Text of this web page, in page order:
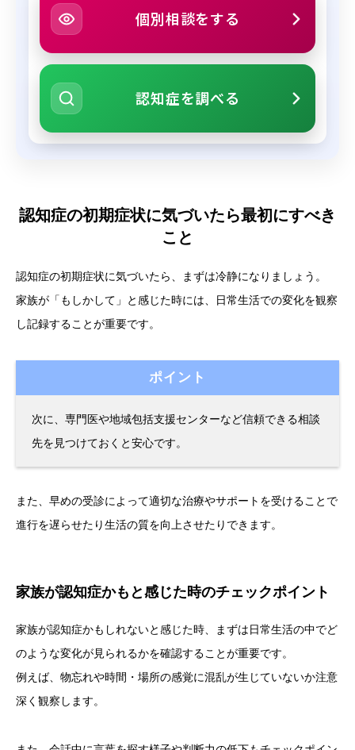
個別相談をする
認知症を調べる
認知症の初期症状に気づいたら最初にすべき
こと
認知症の初期症状に気づいたら、まずは冷静になりましょう。
家族が「もしかして」と感じた時には、日常生活での変化を観察
し記録することが重要です。
ポイント
次に、専門医や地域包括支援センターなど信頼できる相談
先を見つけておくと安心です。
また、早めの受診によって適切な治療やサポートを受けることで
進行を遅らせたり生活の質を向上させたりできます。
家族が認知症かもと感じた時のチェックポイント
家族が認知症かもしれないと感じた時、まずは日常生活の中でど
のような変化が見られるかを確認することが重要です。
例えば、物忘れや時間・場所の感覚に混乱が生じていないか注意
深く観察します。